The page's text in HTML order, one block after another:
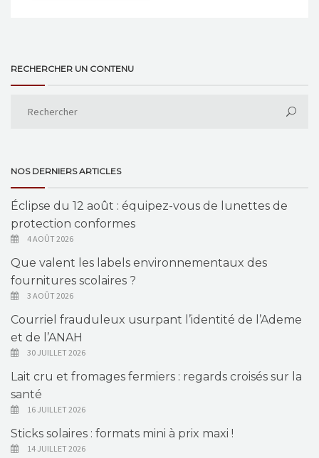
RECHERCHER UN CONTENU
NOS DERNIERS ARTICLES
Éclipse du 12 août : équipez-vous de lunettes de
protection conformes
4 AOÛT 2026
Que valent les labels environnementaux des
fournitures scolaires ?
3 AOÛT 2026
Courriel frauduleux usurpant l’identité de l’Ademe
et de l’ANAH
30 JUILLET 2026
Lait cru et fromages fermiers : regards croisés sur la
santé
16 JUILLET 2026
Sticks solaires : formats mini à prix maxi !
14 JUILLET 2026